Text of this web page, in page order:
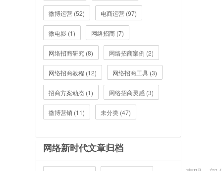
微博运营 (52) 电商运营 (97)
微电影 (1) 网络招商 (7)
网络招商研究 (8) 网络招商案例 (2)
网络招商教程 (12) 网络招商工具 (3)
招商方案动态 (1) 网络招商灵感 (3)
微博营销 (11) 未分类 (47)
网络新时代文章归档